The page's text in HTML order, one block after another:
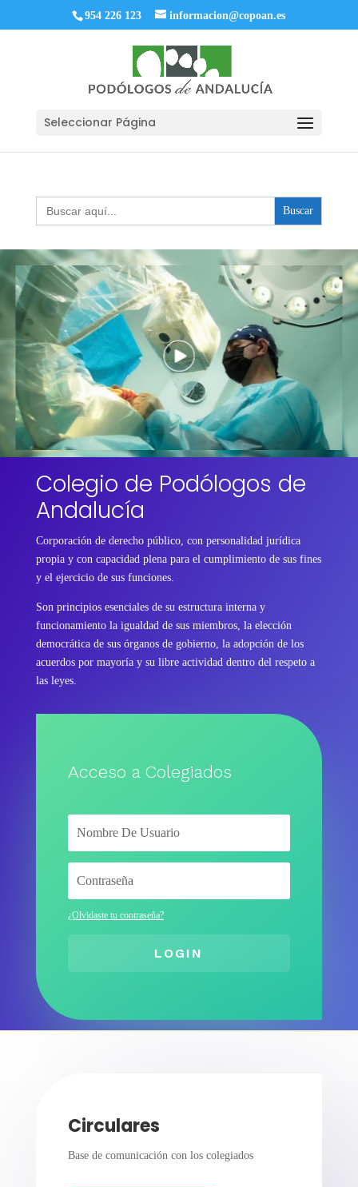
954 226 123 informacion@copoan.es
Seleccionar Página
Buscar:
Colegio de Podólogos de
Andalucía
Corporación de derecho público, con personalidad jurídica
propia y con capacidad plena para el cumplimiento de sus fines
y el ejercicio de sus funciones.
Son principios esenciales de su estructura interna y
funcionamiento la igualdad de sus miembros, la elección
democrática de sus órganos de gobierno, la adopción de los
acuerdos por mayoría y su libre actividad dentro del respeto a
las leyes.
Acceso a Colegiados
¿Olvidaste tu contraseña?
LOGIN
Circulares
Base de comunicación con los colegiados